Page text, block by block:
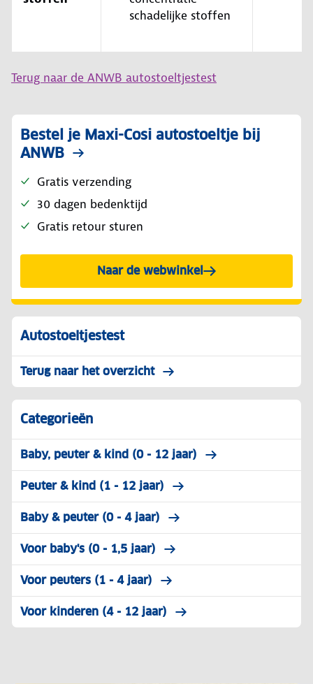
schadelijke stoffen
Terug naar de ANWB autostoeltjestest
Bestel je Maxi-Cosi autostoeltje bij
ANWB
Gratis verzending
30 dagen bedenktijd
Gratis retour sturen
Naar de webwinkel
Autostoeltjestest
Terug naar het overzicht
Categorieën
Baby, peuter & kind (0 - 12 jaar)
Peuter & kind (1 - 12 jaar)
Baby & peuter (0 - 4 jaar)
Voor baby's (0 - 1,5 jaar)
Voor peuters (1 - 4 jaar)
Voor kinderen (4 - 12 jaar)